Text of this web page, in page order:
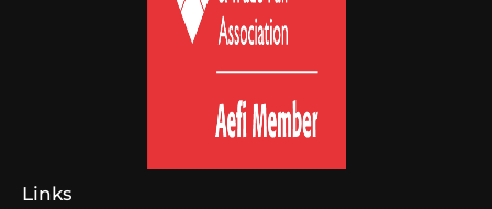
Links